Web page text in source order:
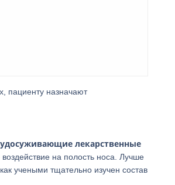
пациенту назначают
лекарственные
на полость носа. Лучше
учеными тщательно изучен состав